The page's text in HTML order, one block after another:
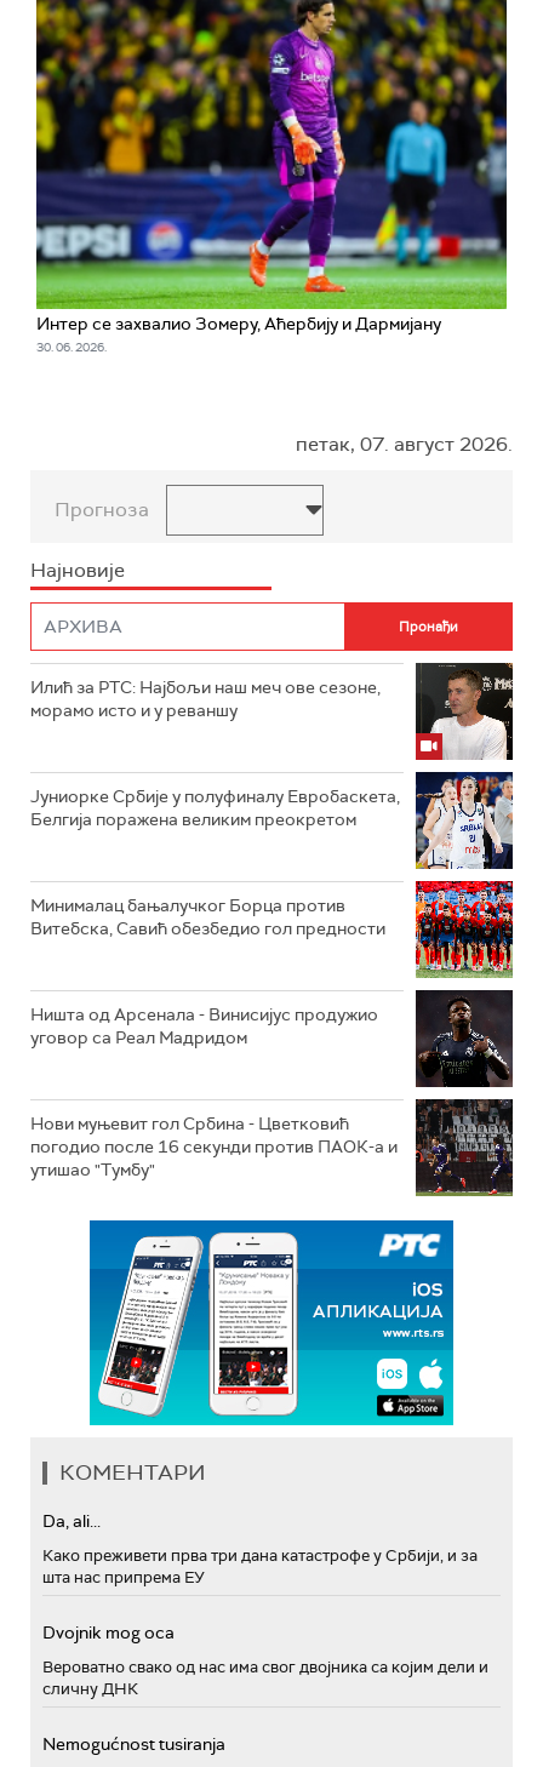
Интер се захвалио Зомеру, Аћербију и Дармијану
30. 06. 2026.
петак, 07. август 2026.
Прогноза
Најновије
Илић за РТС: Најбољи наш меч ове сезоне,
морамо исто и у реваншу
Јуниорке Србије у полуфиналу Евробаскета,
Белгија поражена великим преокретом
Минималац бањалучког Борца против
Витебска, Савић обезбедио гол предности
Ништа од Арсенала - Винисијус продужио
уговор са Реал Мадридом
Нови муњевит гол Србина - Цветковић
погодио после 16 секунди против ПАОК-а и
утишао "Тумбу"
КОМЕНТАРИ
Da, ali...
Како преживети прва три дана катастрофе у Србији, и за
шта нас припрема ЕУ
Dvojnik mog oca
Вероватно свако од нас има свог двојника са којим дели и
сличну ДНК
Nemogućnost tusiranja